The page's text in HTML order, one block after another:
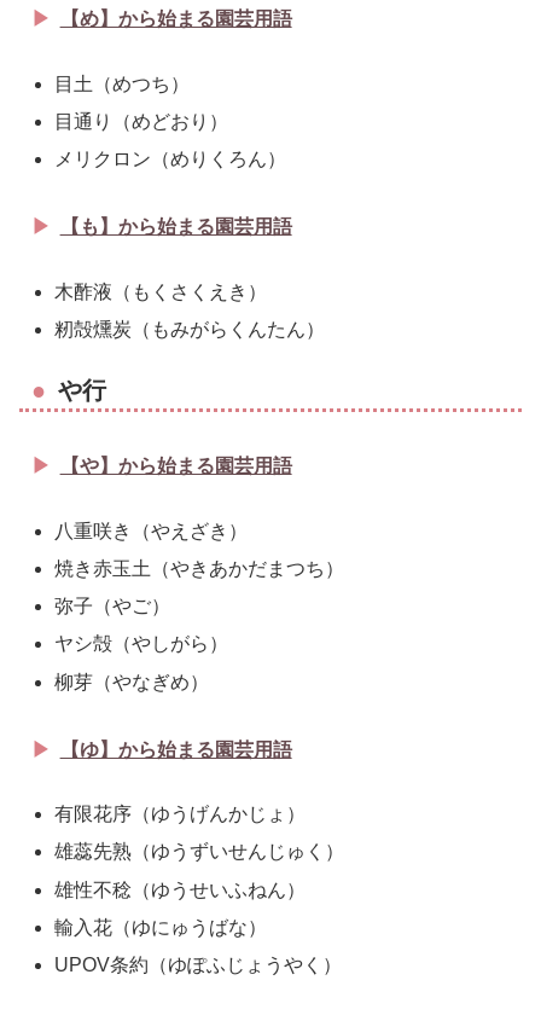
【め】から始まる園芸用語
目土（めつち）
目通り（めどおり）
メリクロン（めりくろん）
【も】から始まる園芸用語
木酢液（もくさくえき）
籾殻燻炭（もみがらくんたん）
や行
【や】から始まる園芸用語
八重咲き（やえざき）
焼き赤玉土（やきあかだまつち）
弥子（やご）
ヤシ殻（やしがら）
柳芽（やなぎめ）
【ゆ】から始まる園芸用語
有限花序（ゆうげんかじょ）
雄蕊先熟（ゆうずいせんじゅく）
雄性不稔（ゆうせいふねん）
輸入花（ゆにゅうばな）
UPOV条約（ゆぽふじょうやく）